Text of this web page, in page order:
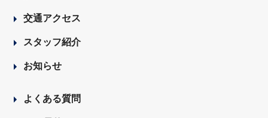
交通アクセス
スタッフ紹介
お知らせ
よくある質問